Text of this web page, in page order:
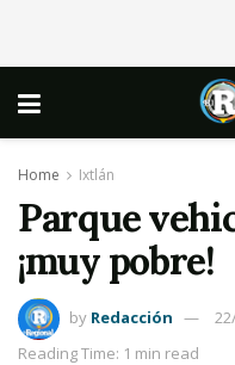
Home Ixtlán
Parque
¡muy pobre!
by Redacción
Reading Time: 1 min read